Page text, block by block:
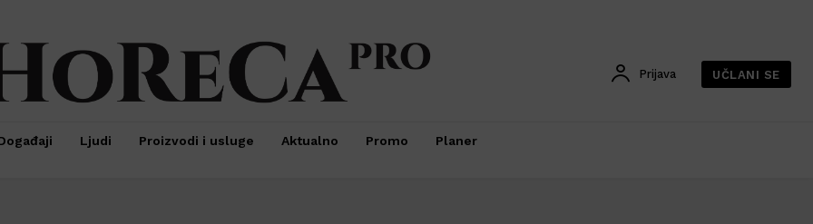
Prijava UČLANI SE
Ljudi Proizvodi i usluge Aktualno Promo Planer